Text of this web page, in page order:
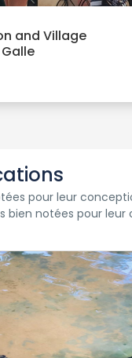
and Village
pour leur
bien notées pour leur